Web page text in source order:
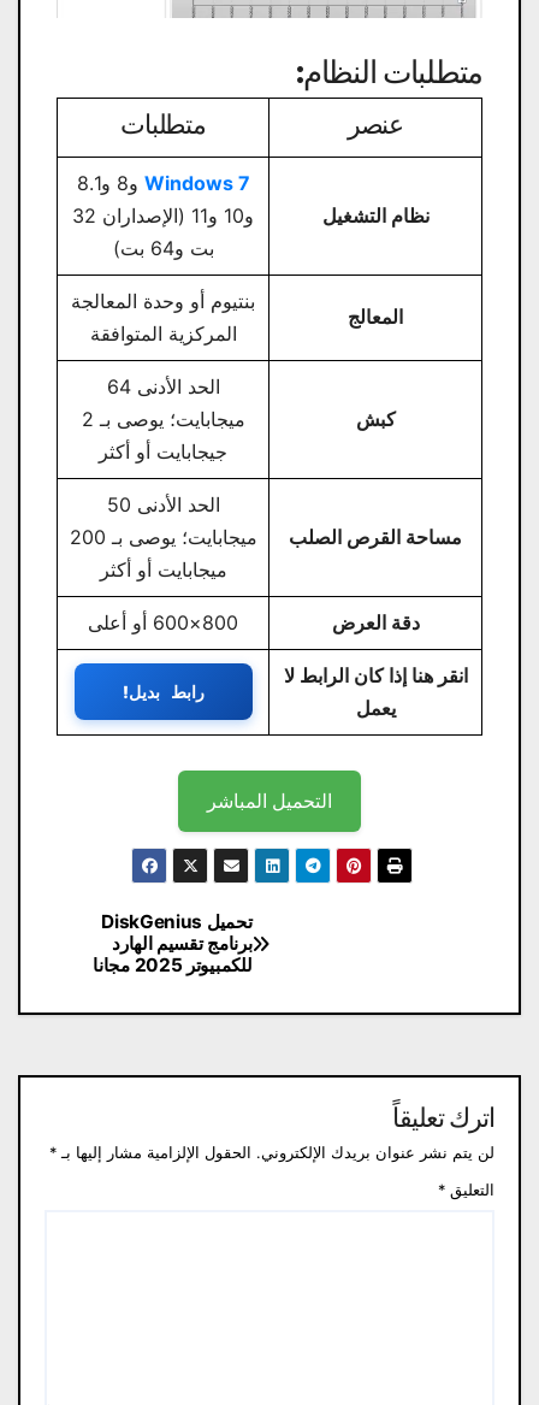
متطلبات النظام:
عنصر متطلبات
نظام التشغيل
Windows 7
و8 و8.1
و10 و11 (الإصداران 32
بت و64 بت)
المعالج
بنتيوم أو وحدة المعالجة
المركزية المتوافقة
كبش
الحد الأدنى 64
ميجابايت؛ يوصى بـ 2
جيجابايت أو أكثر
مساحة القرص الصلب
الحد الأدنى 50
ميجابايت؛ يوصى بـ 200
ميجابايت أو أكثر
دقة العرض 800×600 أو أعلى
انقر هنا إذا كان الرابط لا
يعمل
رابط بديل!
التحميل المباشر
تحميل DiskGenius
برنامج تقسيم الهارد
للكمبيوتر 2025 مجانا
اترك تعليقاً
لن يتم نشر عنوان بريدك الإلكتروني. الحقول الإلزامية مشار إليها بـ *
التعليق *